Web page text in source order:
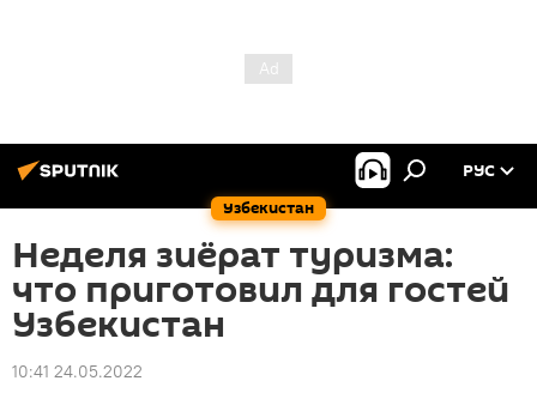
Узбекистан
РУС
Неделя зиёрат туризма:
что приготовил для гостей
Узбекистан
10:41 24.05.2022